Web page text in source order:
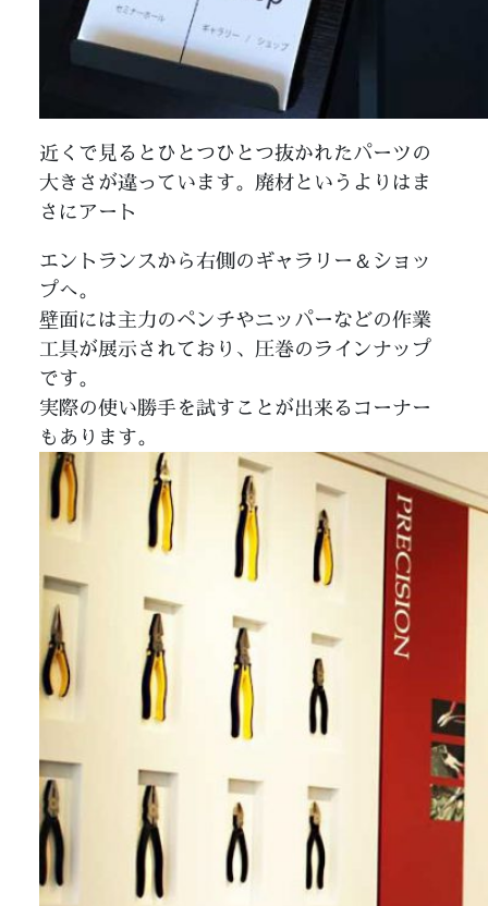
近くで見るとひとつひとつ抜かれたパーツの
大きさが違っています。廃材というよりはま
さにアート
エントランスから右側のギャラリー＆ショッ
プへ。
壁面には主力のペンチやニッパーなどの作業
工具が展示されており、圧巻のラインナップ
です。
実際の使い勝手を試すことが出来るコーナー
もあります。